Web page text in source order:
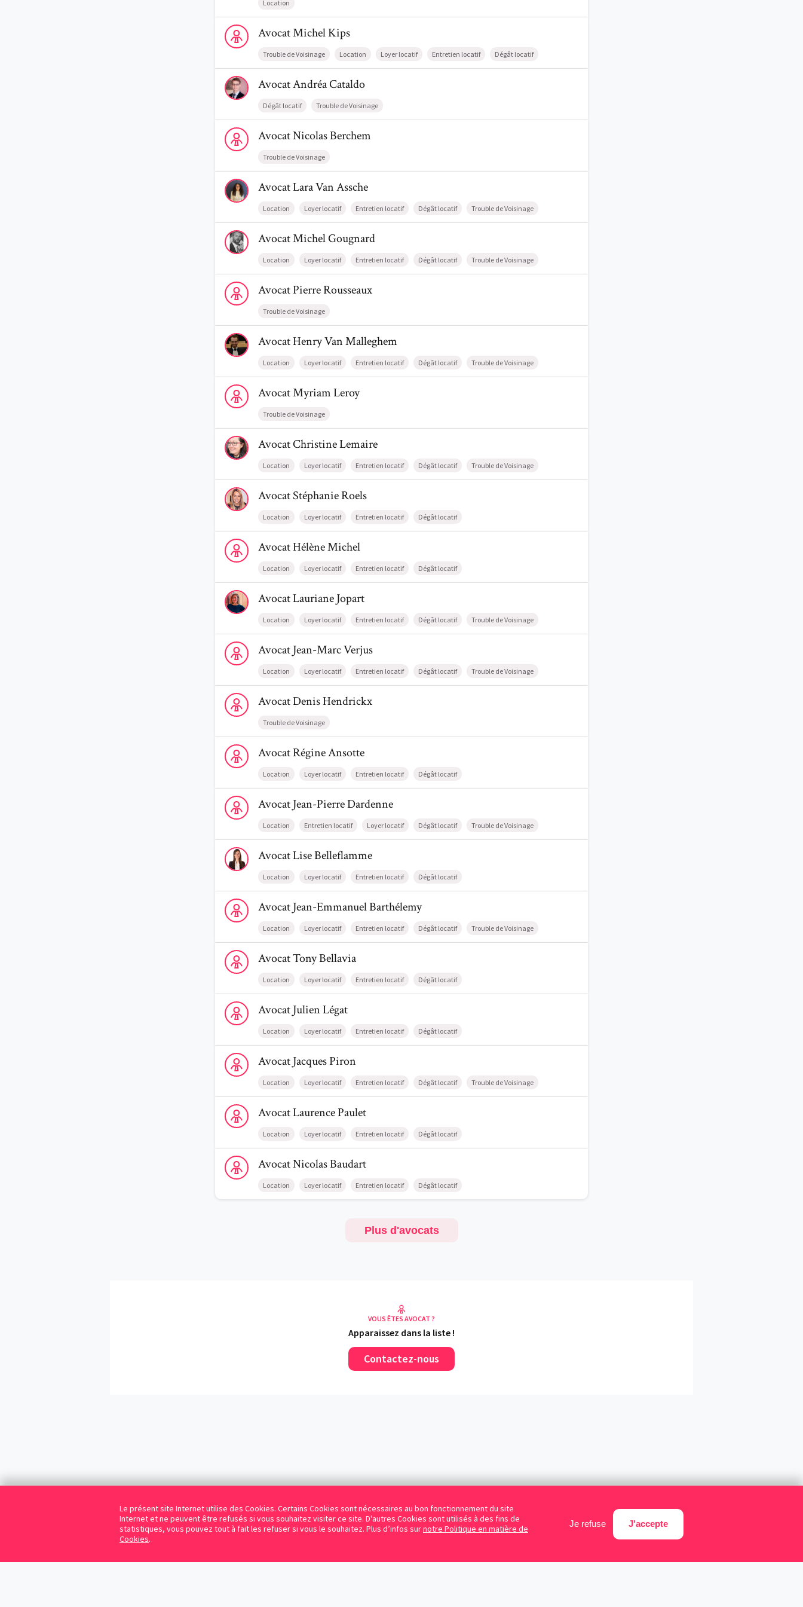
Le présent site Internet utilise des Cookies. Certains Cookies sont nécessaires au bon fonctionnement du site
Internet et ne peuvent être refusés si vous souhaitez visiter ce site. D'autres Cookies sont utilisés à des fins de
statistiques, vous pouvez tout à fait les refuser si vous le souhaitez. Plus d’infos surnotre Politique en matière de
Cookies.
Je refuse J'accepte
Location
Voir le profil de AvocatMichel Kips
AvocatMichelKips
Trouble de Voisinage Location Loyer locatif Entretien locatif Dégât locatif
Voir le profil de AvocatAndréa Cataldo
AvocatAndréaCataldo
Dégât locatif Trouble de Voisinage
Voir le profil de AvocatNicolas Berchem
AvocatNicolasBerchem
Trouble de Voisinage
Voir le profil de AvocatLara Van Assche
AvocatLaraVan Assche
Location Loyer locatif Entretien locatif Dégât locatif Trouble de Voisinage
Voir le profil de AvocatMichel Gougnard
AvocatMichelGougnard
Location Loyer locatif Entretien locatif Dégât locatif Trouble de Voisinage
Voir le profil de AvocatPierre Rousseaux
AvocatPierreRousseaux
Trouble de Voisinage
Voir le profil de AvocatHenry Van Malleghem
AvocatHenryVan Malleghem
Location Loyer locatif Entretien locatif Dégât locatif Trouble de Voisinage
Voir le profil de AvocatMyriam Leroy
AvocatMyriamLeroy
Trouble de Voisinage
Voir le profil de AvocatChristine Lemaire
AvocatChristineLemaire
Location Loyer locatif Entretien locatif Dégât locatif Trouble de Voisinage
Voir le profil de AvocatStéphanie Roels
AvocatStéphanieRoels
Location Loyer locatif Entretien locatif Dégât locatif
Voir le profil de AvocatHélène Michel
AvocatHélèneMichel
Location Loyer locatif Entretien locatif Dégât locatif
Voir le profil de AvocatLauriane Jopart
AvocatLaurianeJopart
Location Loyer locatif Entretien locatif Dégât locatif Trouble de Voisinage
Voir le profil de AvocatJean-Marc Verjus
AvocatJean-MarcVerjus
Location Loyer locatif Entretien locatif Dégât locatif Trouble de Voisinage
Voir le profil de AvocatDenis Hendrickx
AvocatDenisHendrickx
Trouble de Voisinage
Voir le profil de AvocatRégine Ansotte
AvocatRégineAnsotte
Location Loyer locatif Entretien locatif Dégât locatif
Voir le profil de AvocatJean-Pierre Dardenne
AvocatJean-PierreDardenne
Location Entretien locatif Loyer locatif Dégât locatif Trouble de Voisinage
Voir le profil de AvocatLise Belleflamme
AvocatLiseBelleflamme
Location Loyer locatif Entretien locatif Dégât locatif
Voir le profil de AvocatJean-Emmanuel Barthélemy
AvocatJean-EmmanuelBarthélemy
Location Loyer locatif Entretien locatif Dégât locatif Trouble de Voisinage
Voir le profil de AvocatTony Bellavia
AvocatTonyBellavia
Location Loyer locatif Entretien locatif Dégât locatif
Voir le profil de AvocatJulien Légat
AvocatJulienLégat
Location Loyer locatif Entretien locatif Dégât locatif
Voir le profil de AvocatJacques Piron
AvocatJacquesPiron
Location Loyer locatif Entretien locatif Dégât locatif Trouble de Voisinage
Voir le profil de AvocatLaurence Paulet
AvocatLaurencePaulet
Location Loyer locatif Entretien locatif Dégât locatif
Voir le profil de AvocatNicolas Baudart
AvocatNicolasBaudart
Location Loyer locatif Entretien locatif Dégât locatif
Plus d'avocats
VOUS ÊTES AVOCAT ?
Apparaissez dans la liste !
Contactez-nous